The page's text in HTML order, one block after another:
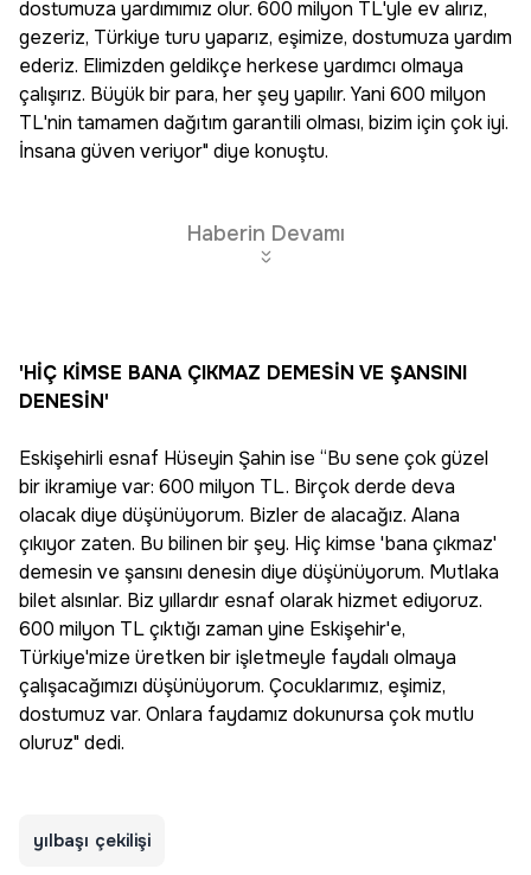
dostumuza yardımımız olur. 600 milyon TL'yle ev alırız,
gezeriz, Türkiye turu yaparız, eşimize, dostumuza yardım
ederiz. Elimizden geldikçe herkese yardımcı olmaya
çalışırız. Büyük bir para, her şey yapılır. Yani 600 milyon
TL'nin tamamen dağıtım garantili olması, bizim için çok iyi.
İnsana güven veriyor" diye konuştu.
Haberin Devamı
'HİÇ KİMSE BANA ÇIKMAZ DEMESİN VE ŞANSINI
DENESİN'
Eskişehirli esnaf Hüseyin Şahin ise “Bu sene çok güzel
bir ikramiye var: 600 milyon TL. Birçok derde deva
olacak diye düşünüyorum. Bizler de alacağız. Alana
çıkıyor zaten. Bu bilinen bir şey. Hiç kimse 'bana çıkmaz'
demesin ve şansını denesin diye düşünüyorum. Mutlaka
bilet alsınlar. Biz yıllardır esnaf olarak hizmet ediyoruz.
600 milyon TL çıktığı zaman yine Eskişehir'e,
Türkiye'mize üretken bir işletmeyle faydalı olmaya
çalışacağımızı düşünüyorum. Çocuklarımız, eşimiz,
dostumuz var. Onlara faydamız dokunursa çok mutlu
oluruz" dedi.
yılbaşı çekilişi